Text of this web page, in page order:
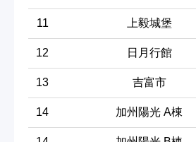
11 上毅城堡
12 日月行館
13 吉富市
14 加州陽光 A棟